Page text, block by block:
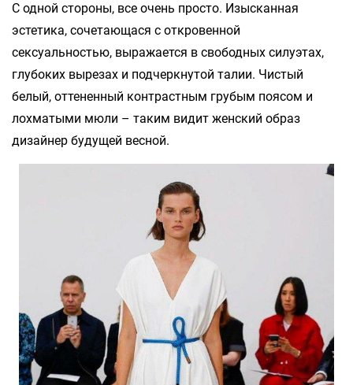
С одной стороны, все очень просто. Изысканная
эстетика, сочетающася с откровенной
сексуальностью, выражается в свободных силуэтах,
глубоких вырезах и подчеркнутой талии. Чистый
белый, оттененный контрастным грубым поясом и
лохматыми мюли – таким видит женский образ
дизайнер будущей весной.